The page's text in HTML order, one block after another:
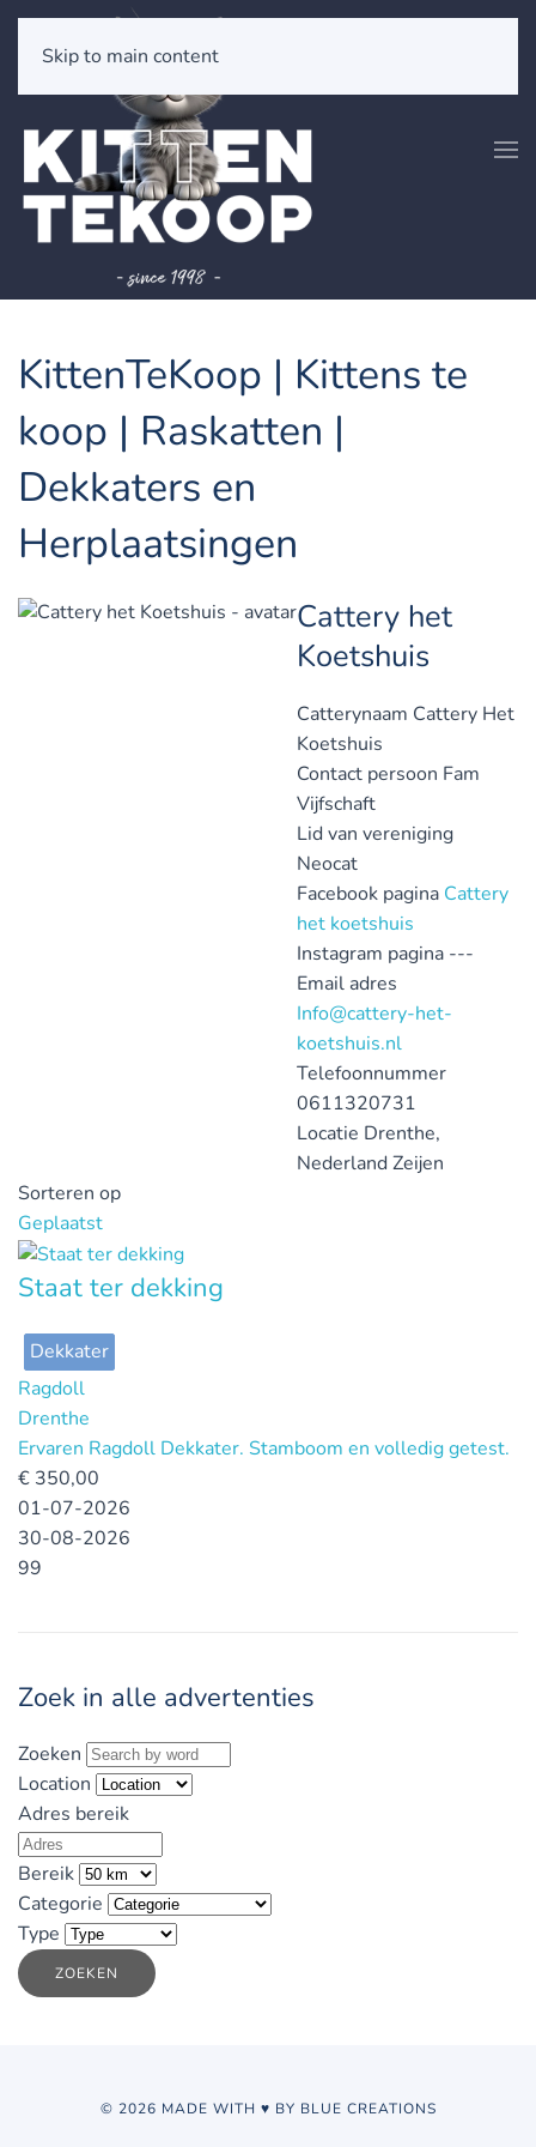
Skip to main content
KittenTeKoop | Kittens te
koop | Raskatten |
Dekkaters en
Herplaatsingen
Cattery het
Koetshuis
Catterynaam Cattery Het
Koetshuis
Contact persoon Fam
Vijfschaft
Lid van vereniging
Neocat
Facebook pagina Cattery
het koetshuis
Instagram pagina ---
Email adres
Info@cattery-het-
koetshuis.nl
Telefoonnummer
0611320731
Locatie Drenthe,
Nederland Zeijen
Sorteren op
Geplaatst
Staat ter dekking
Dekkater
Ragdoll
Drenthe
Ervaren Ragdoll Dekkater. Stamboom en volledig getest.
€ 350,00
01-07-2026
30-08-2026
99
Zoek in alle advertenties
Zoeken
Location
Adres bereik
Bereik
Categorie
Type
ZOEKEN
© 2026 MADE WITH ♥ BY BLUE CREATIONS